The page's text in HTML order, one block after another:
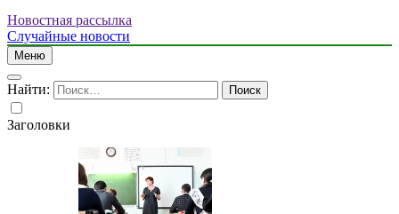
Новостная рассылка
Случайные новости
Меню
Найти:
Заголовки